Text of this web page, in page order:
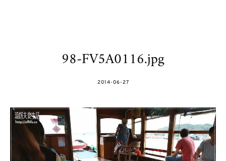
98-FV5A0116.jpg
POSTED
2014-06-27